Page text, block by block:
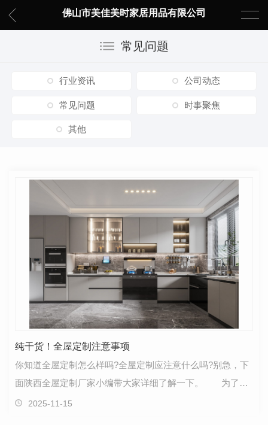
佛山市美佳美时家居用品有限公司
常见问题
行业资讯 公司动态
常见问题 时事聚焦
其他
纯干货！全屋定制注意事项
你知道全屋定制怎么样吗?全屋定制应注意什么吗?别急，下
面陕西全屋定制厂家小编带大家详细了解一下。 为了有
更好的装饰效果，为了节省时间和精力，现在很多业…
2025-11-15